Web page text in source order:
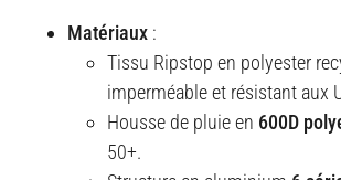
Matériaux :
Tissu Ripstop en polyester
imperméable et résistant aux
Housse de pluie en 600D
50+.